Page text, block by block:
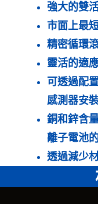
強大的雙
市面上最
精密循環
靈活的適
可透過配
感測器安
銅和鋅含
離子電池
透過減少